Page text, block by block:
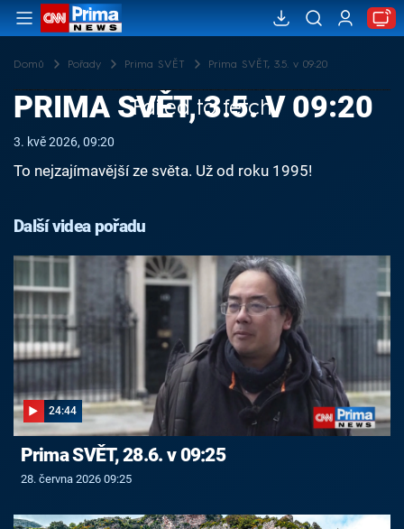
Domů Pořady Prima SVĚT Prima SVĚT, 3.5. v 09:20
Failed to fetch
PRIMA SVĚT, 3.5. V 09:20
3. kvě 2026, 09:20
To nejzajímavější ze světa. Už od roku 1995!
Další videa pořadu
24:44
Prima SVĚT, 28.6. v 09:25
28. června 2026 09:25